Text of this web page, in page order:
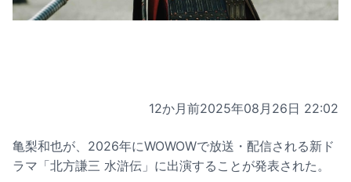
12か月前2025年08月26日 22:02
亀梨和也が、2026年にWOWOWで放送・配信される新ド
ラマ「北方謙三 水滸伝」に出演することが発表された。